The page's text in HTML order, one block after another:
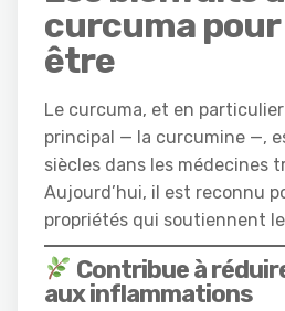
curcuma
être
Le curcuma, et en
principal — la curcumine —,
siècles dans les médecines
Aujourd’hui, il est reconnu
propriétés qui soutiennent
Contribue à
aux inflammations